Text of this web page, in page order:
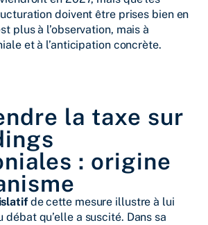
doivent être prises bien en
plus à l’observation, mais à
et à l’anticipation concrète.
la taxe sur
: origine
de cette mesure illustre à lui
débat qu’elle a suscité. Dans sa